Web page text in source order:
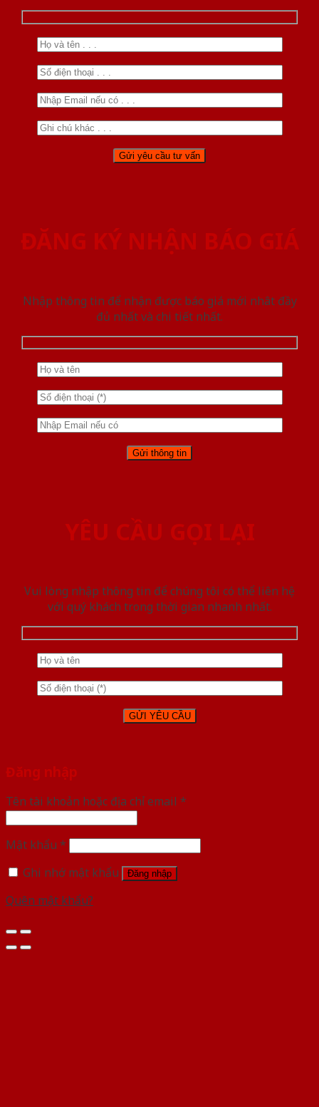
ĐĂNG KÝ NHẬN BÁO GIÁ
Nhập thông tin để nhận được báo giá mới nhât đầy
đủ nhất và chi tiết nhất.
YÊU CẦU GỌI LẠI
Vui lòng nhập thông tin để chúng tôi có thể liên hệ
với quý khách trong thời gian nhanh nhất.
Đăng nhập
Tên tài khoản hoặc địa chỉ email *
Mật khẩu *
Ghi nhớ mật khẩu
Đăng nhập
Quên mật khẩu?